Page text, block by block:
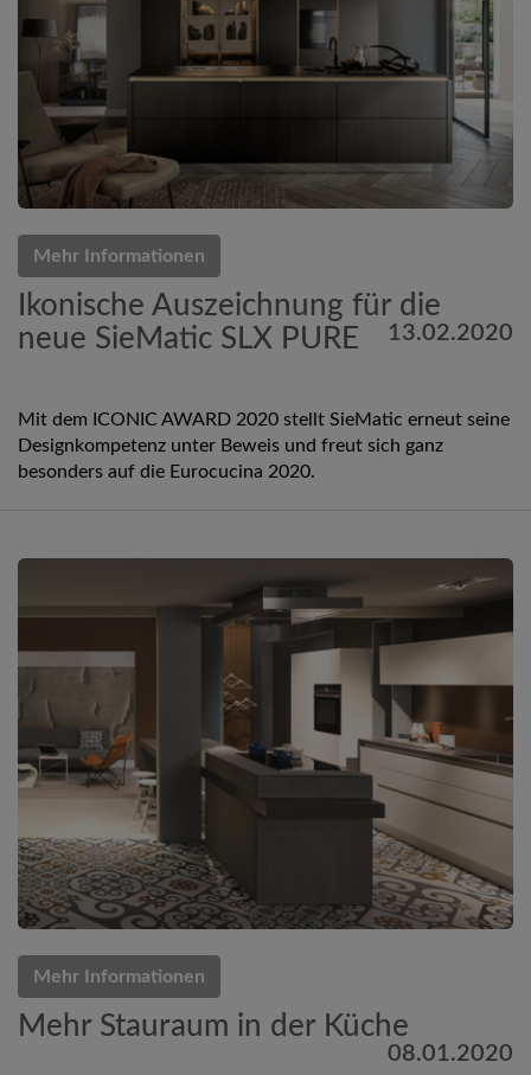
Mehr Informationen
Ikonische Auszeichnung für die
neue SieMatic SLX PURE
13.02.2020
Mit dem ICONIC AWARD 2020 stellt SieMatic erneut seine
Designkompetenz unter Beweis und freut sich ganz
besonders auf die Eurocucina 2020.
Mehr Informationen
Mehr Stauraum in der Küche
08.01.2020